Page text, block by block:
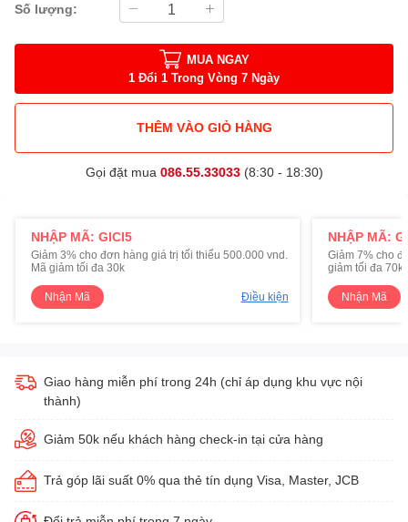
Số lượng:
MUA NGAY
1 Đổi 1 Trong Vòng 7 Ngày
THÊM VÀO GIỎ HÀNG
Gọi đặt mua 086.55.33033(8:30 - 18:30)
NHẬP MÃ: GICI5
Giảm 3% cho đơn hàng giá trị tối thiểu 500.000 vnd.
Mã giảm tối đa 30k
Nhận Mã Điều kiện
NHẬP MÃ:
Giảm 7% cho
giảm tối đa 70k
Nhận Mã
Giao hàng miễn phí trong 24h (chỉ áp dụng khu vực nội
thành)
Giảm 50k nếu khách hàng check-in tại cửa hàng
Trả góp lãi suất 0% qua thẻ tín dụng Visa, Master, JCB